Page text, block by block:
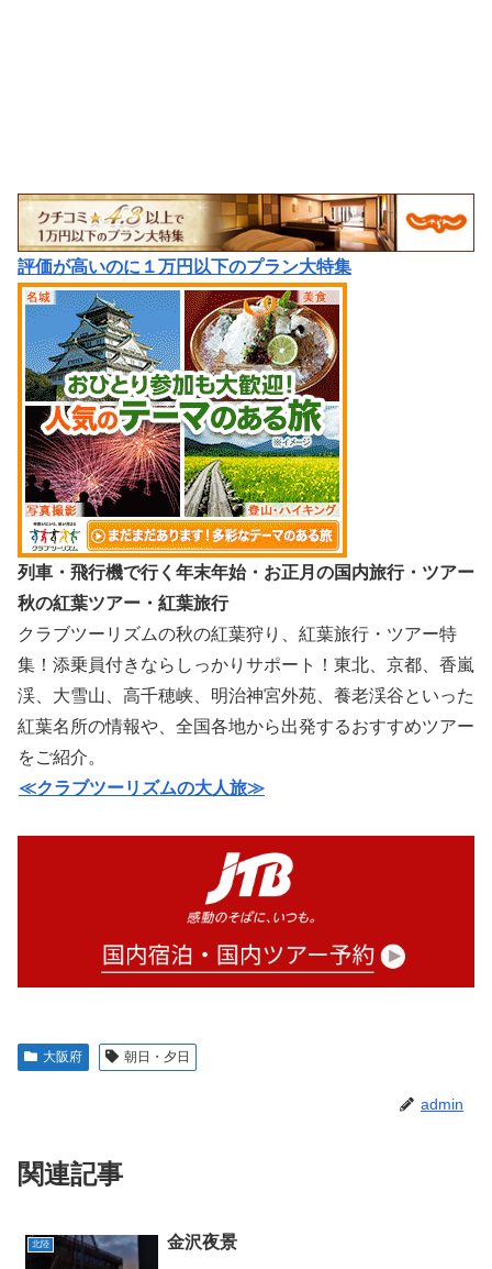
評価が高いのに１万円以下のプラン大特集
列車・飛行機で行く年末年始・お正月の国内旅行・ツアー
秋の紅葉ツアー・紅葉旅行
クラブツーリズムの秋の紅葉狩り、紅葉旅行・ツアー特
集！添乗員付きならしっかりサポート！東北、京都、香嵐
渓、大雪山、高千穂峡、明治神宮外苑、養老渓谷といった
紅葉名所の情報や、全国各地から出発するおすすめツアー
をご紹介。
≪クラブツーリズムの大人旅≫
大阪府 朝日・夕日
admin
関連記事
北陸 金沢夜景